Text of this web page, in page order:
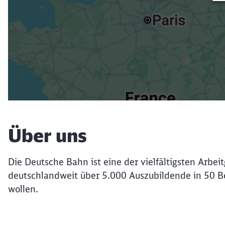
Über uns
Die Deutsche Bahn ist eine der vielfältigsten
deutschlandweit über 5.000 Auszubildende in 50
wollen.